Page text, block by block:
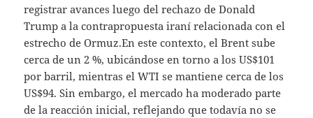
registrar avances luego del rechazo de Donald
Trump a la contrapropuesta iraní relacionada con el
estrecho de Ormuz.En este contexto, el Brent sube
cerca de un 2 %, ubicándose en torno a los US$101
por barril, mientras el WTI se mantiene cerca de los
US$94. Sin embargo, el mercado ha moderado parte
de la reacción inicial, reflejando que todavía no se